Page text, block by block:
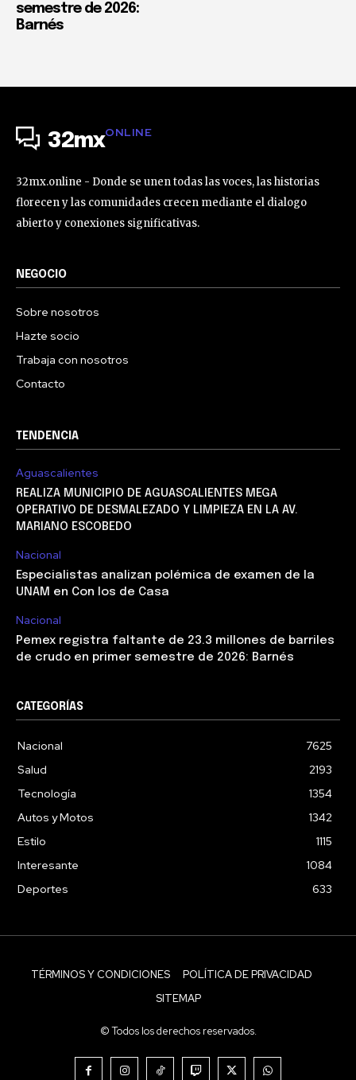
semestre de 2026:
Barnés
32mxONLINE
32mx.online - Donde se unen todas las voces, las historias
florecen y las comunidades crecen mediante el dialogo
abierto y conexiones significativas.
NEGOCIO
Sobre nosotros
Hazte socio
Trabaja con nosotros
Contacto
TENDENCIA
Aguascalientes
REALIZA MUNICIPIO DE AGUASCALIENTES MEGA
OPERATIVO DE DESMALEZADO Y LIMPIEZA EN LA AV.
MARIANO ESCOBEDO
Nacional
Especialistas analizan polémica de examen de la
UNAM en Con los de Casa
Nacional
Pemex registra faltante de 23.3 millones de barriles
de crudo en primer semestre de 2026: Barnés
CATEGORÍAS
Nacional
7625
Salud
2193
Tecnología
1354
Autos y Motos
1342
Estilo
1115
Interesante
1084
Deportes
633
TÉRMINOS Y CONDICIONES
POLÍTICA DE PRIVACIDAD
SITEMAP
© Todos los derechos reservados.